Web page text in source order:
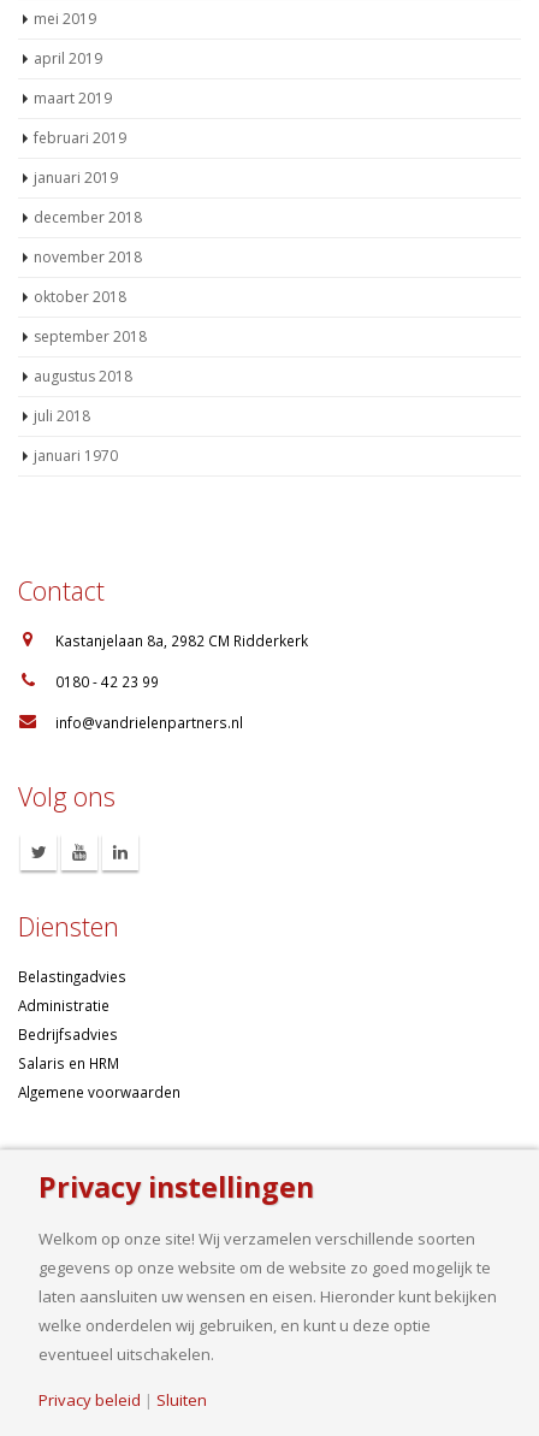
mei 2019
april 2019
maart 2019
februari 2019
januari 2019
december 2018
november 2018
oktober 2018
september 2018
augustus 2018
juli 2018
januari 1970
Contact
Kastanjelaan 8a, 2982 CM Ridderkerk
0180 - 42 23 99
info@vandrielenpartners.nl
Volg ons
Diensten
Belastingadvies
Administratie
Bedrijfsadvies
Salaris en HRM
Algemene voorwaarden
Over ons
Ondernemen betekent risico’s nemen, maar dan liefst wel zo
samengesteld mogelijk. Of u nu een onderneming wilt starten met een
goed financieel plan, uw bedrijf wilt uitbreiden op basis van gedegen
cijfers, uw jaarcijfers samengesteld wilt hebben of een helder advies
nodig heeft, bij ons bent u aan het goede adres.
Privacy instellingen
Welkom op onze site! Wij verzamelen verschillende soorten
gegevens op onze website om de website zo goed mogelijk te
laten aansluiten uw wensen en eisen. Hieronder kunt bekijken
welke onderdelen wij gebruiken, en kunt u deze optie
eventueel uitschakelen.
Privacy beleid | Sluiten